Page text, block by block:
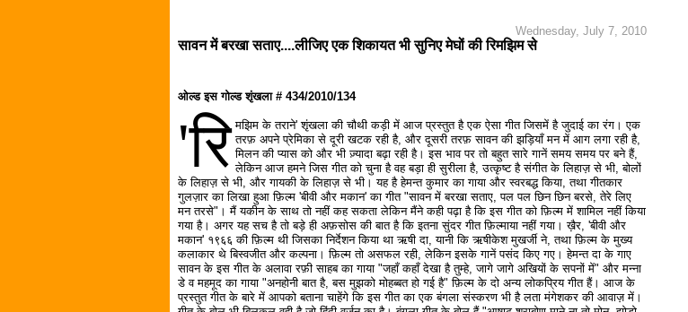
Wednesday, July 7, 2010
सावन में बरखा सताए....लीजिए एक शिकायत भी सुनिए मेघों की रिमझिम से
ओल्ड इस गोल्ड शृंखला # 434/2010/134
'रि मझिम के तराने' शृंखला की चौथी कड़ी में आज प्रस्तुत है एक ऐसा गीत जिसमें है जुदाई का रंग। एक
तरफ़ अपने प्रेमिका से दूरी खटक रही है, और दूसरी तरफ़ सावन की झड़ियाँ मन में आग लगा रही है,
मिलन की प्यास को और भी ज़्यादा बढ़ा रही है। इस भाव पर तो बहुत सारे गानें समय समय पर बने हैं,
लेकिन आज हमने जिस गीत को चुना है वह बड़ा ही सुरीला है, उत्कृष्ट है संगीत के लिहाज़ से भी, बोलों
के लिहाज़ से भी, और गायकी के लिहाज़ से भी। यह है हेमन्त कुमार का गाया और स्वरबद्ध किया, तथा गीतकार
गुलज़ार का लिखा हुआ फ़िल्म 'बीवी और मकान' का गीत "सावन में बरखा सताए, पल पल छिन छिन बरसे, तेरे लिए
मन तरसे"। मैं यकीन के साथ तो नहीं कह सकता लेकिन मैंने कही पढ़ा है कि इस गीत को फ़िल्म में शामिल नहीं किया
गया है। अगर यह सच है तो बड़े ही अफ़सोस की बात है कि इतना सुंदर गीत फ़िल्माया नहीं गया। ख़ैर, 'बीवी और
मकान' १९६६ की फ़िल्म थी जिसका निर्देशन किया था ऋषी दा, यानी कि ऋषीकेश मुखर्जी ने, तथा फ़िल्म के मुख्य
कलाकार थे बिस्वजीत और कल्पना। फ़िल्म तो असफल रही, लेकिन इसके गानें पसंद किए गए। हेमन्त दा के गाए
सावन के इस गीत के अलावा रफ़ी साहब का गाया "जहाँ कहाँ देखा है तुम्हे, जागे जागे अखियों के सपनों में" और मन्ना
डे व महमूद का गाया "अनहोनी बात है, बस मुझको मोहब्बत हो गई है" फ़िल्म के दो अन्य लोकप्रिय गीत हैं। आज के
प्रस्तुत गीत के बारे में आपको बताना चाहेंगे कि इस गीत का एक बंगला संस्करण भी है लता मंगेशकर की आवाज़ में।